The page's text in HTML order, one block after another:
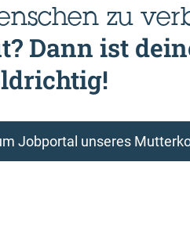
zu
Dann ist
Jobportal unseres